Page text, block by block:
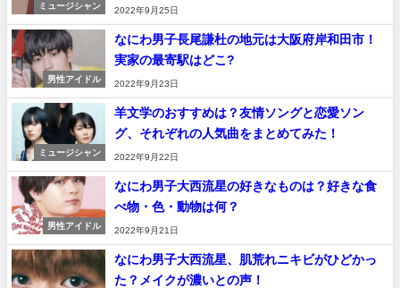
ミュージシャン
2022年9月25日
男性アイドル
なにわ男子長尾謙杜の地元は大阪府岸和田市！
実家の最寄駅はどこ?
2022年9月23日
ミュージシャン
羊文学のおすすめは？友情ソングと恋愛ソン
グ、それぞれの人気曲をまとめてみた！
2022年9月22日
男性アイドル
なにわ男子大西流星の好きなものは？好きな食
べ物・色・動物は何？
2022年9月21日
なにわ男子大西流星、肌荒れニキビがひどかっ
た？メイクが濃いとの声！